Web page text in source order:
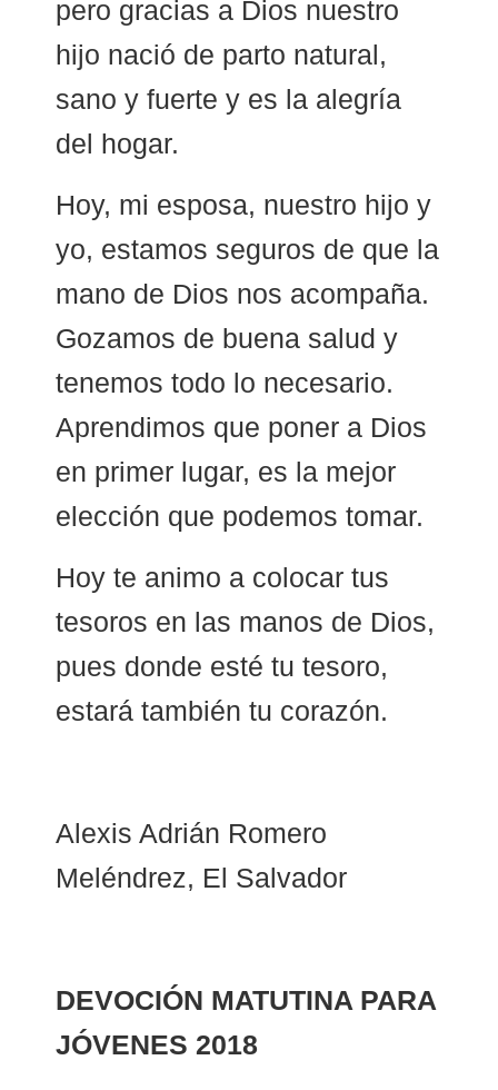
pero gracias a Dios nuestro
hijo nació de parto natural,
sano y fuerte y es la alegría
del hogar.
Hoy, mi esposa, nuestro hijo y
yo, estamos seguros de que la
mano de Dios nos acompaña.
Gozamos de buena salud y
tenemos todo lo necesario.
Aprendimos que poner a Dios
en primer lugar, es la mejor
elección que podemos tomar.
Hoy te animo a colocar tus
tesoros en las manos de Dios,
pues donde esté tu tesoro,
estará también tu corazón.
Alexis Adrián Romero
Meléndrez, El Salvador
DEVOCIÓN MATUTINA PARA
JÓVENES 2018